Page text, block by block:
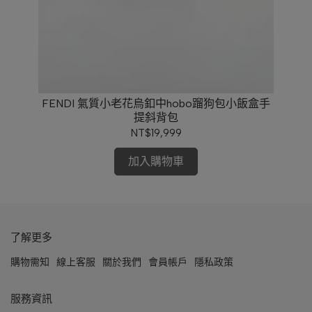
FENDI 氣質小老花烏釦中hobo蹓狗包小飯盒手
提斜背包
NT$19,999
加入購物車
了解更多
購物需知 線上客服 關於我們 會員帳戶 隱私政策
服務資訊